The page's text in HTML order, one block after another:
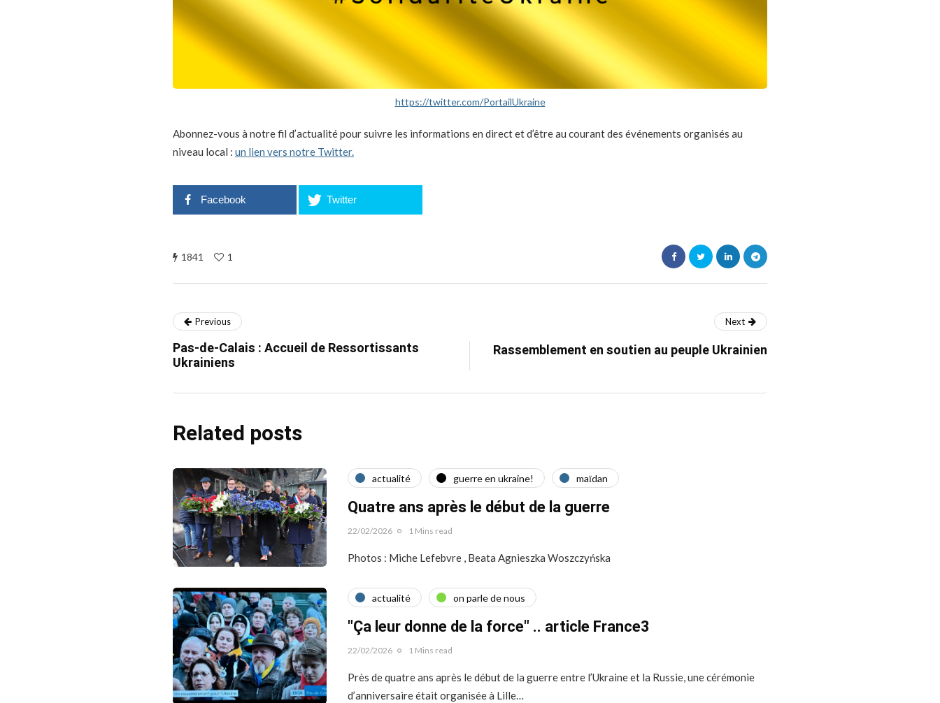
https://twitter.com/PortailUkraine
Abonnez-vous à notre fil d’actualité pour suivre les informations en direct et d’être au courant des événements organisés au
niveau local : un lien vers notre Twitter.
Facebook Twitter
1841 1
Previous
Pas-de-Calais : Accueil de Ressortissants
Ukrainiens
Next
Rassemblement en soutien au peuple Ukrainien
Related posts
actualité guerre en ukraine! maїdan
Quatre ans après le début de la guerre
22/02/2026 1 Mins read
Photos : Miche Lefebvre , Beata Agnieszka Woszczyńska
actualité on parle de nous
"Ça leur donne de la force" .. article France3
22/02/2026 1 Mins read
Près de quatre ans après le début de la guerre entre l’Ukraine et la Russie, une cérémonie
d’anniversaire était organisée à Lille…